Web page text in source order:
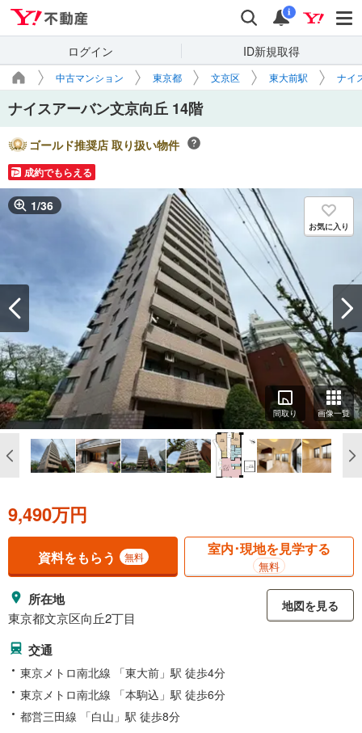
検索 通知
i
ログイン ID新規取得
中古マンション 東京都 文京区 東大前駅 ナイ
ナイスアーバン文京向丘 14階
ゴールド推奨店 取り扱い物件
成約でもらえる
1/36
お気に入り
間取り 画像一覧
9,490万円
資料をもらう 無料 室内･現地を見学する
無料
所在地
東京都文京区向丘2丁目
地図を見る
交通
東京メトロ南北線 「東大前」駅 徒歩4分
東京メトロ南北線 「本駒込」駅 徒歩6分
都営三田線 「白山」駅 徒歩8分